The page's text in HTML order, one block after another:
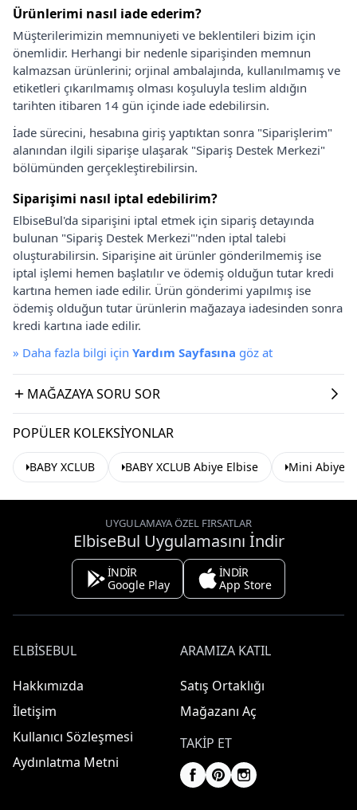
Ürünlerimi nasıl iade ederim?
Müşterilerimizin memnuniyeti ve beklentileri bizim için
önemlidir. Herhangi bir nedenle siparişinden memnun
kalmazsan ürünlerini; orjinal ambalajında, kullanılmamış ve
etiketleri çıkarılmamış olması koşuluyla teslim aldığın
tarihten itibaren 14 gün içinde iade edebilirsin.
İade sürecini, hesabına giriş yaptıktan sonra "Siparişlerim"
alanından ilgili siparişe ulaşarak "Sipariş Destek Merkezi"
bölümünden gerçekleştirebilirsin.
Siparişimi nasıl iptal edebilirim?
ElbiseBul'da siparişini iptal etmek için sipariş detayında
bulunan "Sipariş Destek Merkezi"'nden iptal talebi
oluşturabilirsin. Siparişine ait ürünler gönderilmemiş ise
iptal işlemi hemen başlatılır ve ödemiş olduğun tutar kredi
kartına hemen iade edilir. Ürün gönderimi yapılmış ise
ödemiş olduğun tutar ürünlerin mağazaya iadesinden sonra
kredi kartına iade edilir.
» Daha fazla bilgi için Yardım Sayfasına göz at
MAĞAZAYA SORU SOR
POPÜLER KOLEKSIYONLAR
BABY XCLUB BABY XCLUB Abiye Elbise Mini Abiye
UYGULAMAYA ÖZEL FIRSATLAR
ElbiseBul Uygulamasını İndir
İNDİR
Google Play
İNDİR
App Store
ELBISEBUL
Hakkımızda
İletişim
Kullanıcı Sözleşmesi
Aydınlatma Metni
ARAMIZA KATIL
Satış Ortaklığı
Mağazanı Aç
TAKIP ET